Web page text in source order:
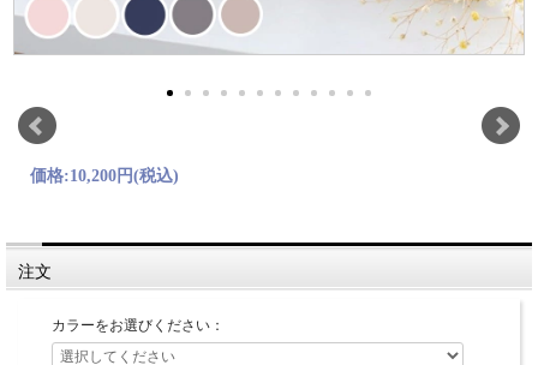
価格:10,200円(税込)
注文
カラーをお選びください：